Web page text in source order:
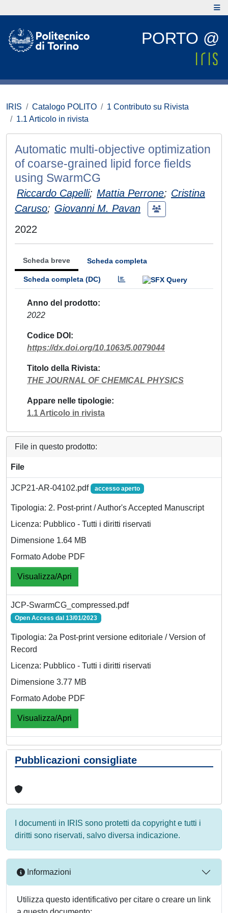
PORTO @
IRIS Catalogo POLITO
1 Contributo su Rivista
1.1 Articolo in rivista
Automatic multi-objective optimization
of coarse-grained lipid force fields
using SwarmCG
Riccardo Capelli; Mattia Perrone; Cristina
Caruso; Giovanni M. Pavan
2022
Scheda breve Scheda completa
Scheda completa (DC)
Anno del prodotto
2022
Codice DOI
https://dx.doi.org/10.1063/5.0079044
Titolo della Rivista
THE JOURNAL OF CHEMICAL PHYSICS
Appare nelle tipologie
1.1 Articolo in rivista
File in questo prodotto:
File
JCP21-AR-04102.pdf accesso aperto
Tipologia: 2. Post-print / Author's Accepted Manuscript
Licenza: Pubblico - Tutti i diritti riservati
Dimensione 1.64 MB
Formato Adobe PDF
Visualizza/Apri
JCP-SwarmCG_compressed.pdf
Open Access dal 13/01/2023
Tipologia: 2a Post-print versione editoriale / Version of
Record
Licenza: Pubblico - Tutti i diritti riservati
Dimensione 3.77 MB
Formato Adobe PDF
Visualizza/Apri
Pubblicazioni consigliate
I documenti in IRIS sono protetti da copyright e tutti i
diritti sono riservati, salvo diversa indicazione.
Informazioni
Utilizza questo identificativo per citare o creare un link